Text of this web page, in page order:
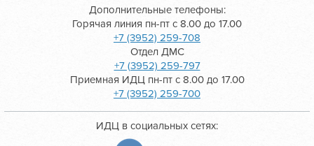
Дополнительные телефоны:
Горячая линия пн-пт с 8.00 до 17.00
+7 (3952) 259-708
Отдел ДМС
+7 (3952) 259-797
Приемная ИДЦ пн-пт с 8.00 до 17.00
+7 (3952) 259-700
ИДЦ в социальных сетях: